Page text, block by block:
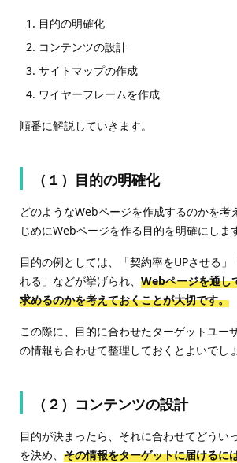
目的の明確化
コンテンツの設計
サイトマップの作成
ワイヤーフレームを作成
順番に解説していきます。
（１）目的の明確化
どのようなWebページを作成するのかを考
じめにWebページを作る目的を明確にしま
目的の例としては、「契約率をUPさせる」
れる」などが挙げられ、 Webページを通し
求めるのかを考えておくことが大切です。
この際に、目的に合わせたターゲットユー
の情報も合わせて整理しておくとよいでしょ
（２）コンテンツの設計
目的が決まったら、それに合わせてどうい
を決め、 その情報をターゲットに届けるに